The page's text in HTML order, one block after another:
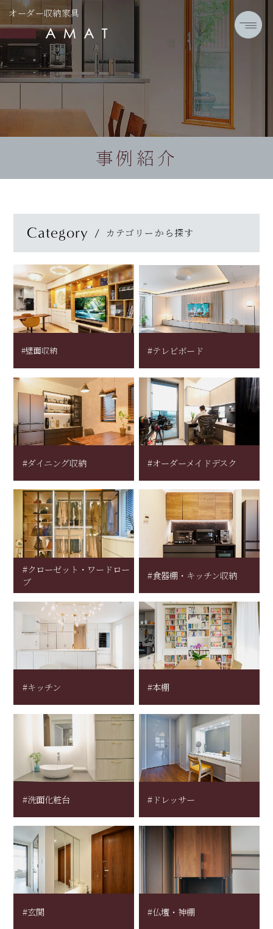
オーダー収納家具
事例紹介
Category カテゴリーから探す
#壁面収納 #テレビボード
#ダイニング収納 #オーダーメイドデスク
#クローゼット・ワードロー
ブ
#食器棚・キッチン収納
#キッチン #本棚
#洗面化粧台 #ドレッサー
#玄関 #仏壇・神棚